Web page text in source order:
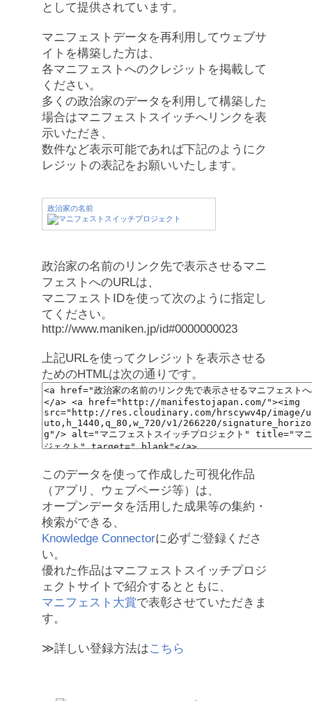
として提供されています。
マニフェストデータを再利用してウェブサ
イトを構築した方は、
各マニフェストへのクレジットを掲載して
ください。
多くの政治家のデータを利用して構築した
場合はマニフェストスイッチへリンクを表
示いただき、
数件など表示可能であれば下記のようにク
レジットの表記をお願いいたします。
政治家の名前
政治家の名前のリンク先で表示させるマニ
フェストへのURLは、
マニフェストIDを使って次のように指定し
てください。
http://www.maniken.jp/id#0000000023
上記URLを使ってクレジットを表示させる
ためのHTMLは次の通りです。
このデータを使って作成した可視化作品
（アプリ、ウェブページ等）は、
オープンデータを活用した成果等の集約・
検索ができる、
Knowledge Connectorに必ずご登録くださ
い。
優れた作品はマニフェストスイッチプロジ
ェクトサイトで紹介するとともに、
マニフェスト大賞で表彰させていただきま
す。
≫詳しい登録方法はこちら